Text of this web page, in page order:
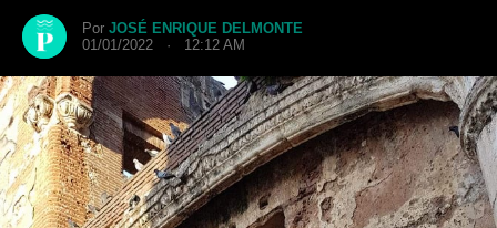
Por JOSÉ ENRIQUE DELMONTE
01/01/2022 · 12:12 AM